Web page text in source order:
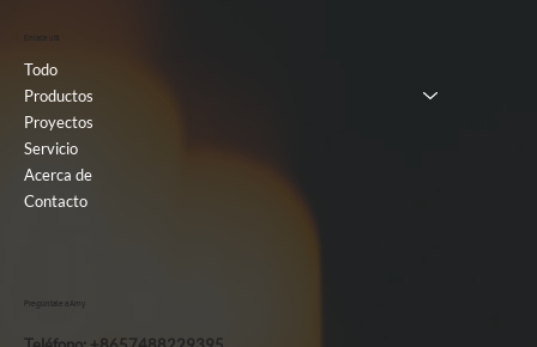
Pregúntale a Amy
Enlace útil
Todo
Productos
Proyectos
Servicio
Acerca de
Contacto